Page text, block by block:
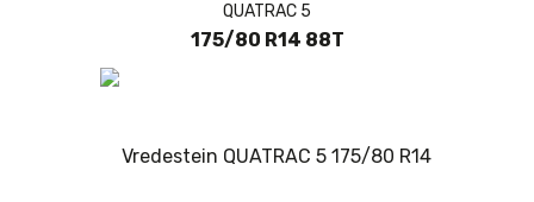
QUATRAC 5
175/80 R14 88T